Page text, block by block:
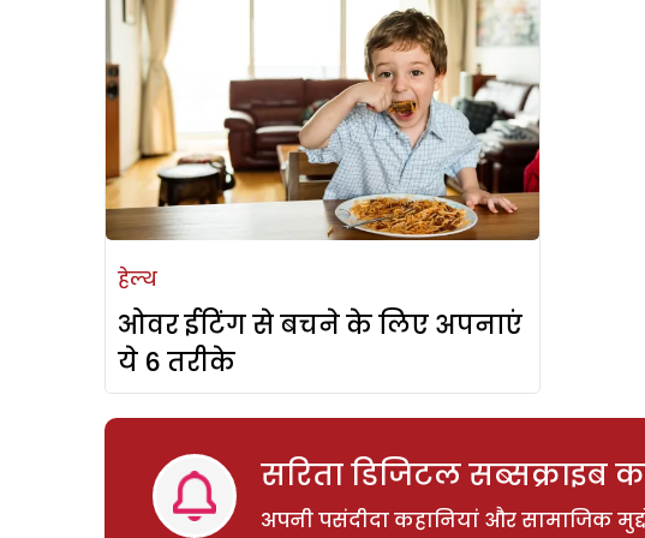
हेल्थ
ओवर ईटिंग से बचने के लिए अपनाएं
ये 6 तरीके
सरिता डिजिटल सब्सक्राइब
अपनी पसंदीदा कहानियां और सामाजिक